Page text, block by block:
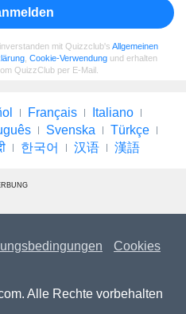
mit Quizzclub's Allgemeinen
Cookie-Verwendung und erhalten
QuizzClub per E-Mail.
Français
Italiano
Svenska
Türkçe
한국어 汉语 漢語
Cookies
Alle Rechte vorbehalten